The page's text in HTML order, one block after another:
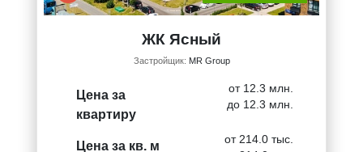
ЖК Ясный
Застройщик: MR Group
Цена за
квартиру
от 12.3 млн.
до 12.3 млн.
Цена за кв. м
от 214.0 тыс.